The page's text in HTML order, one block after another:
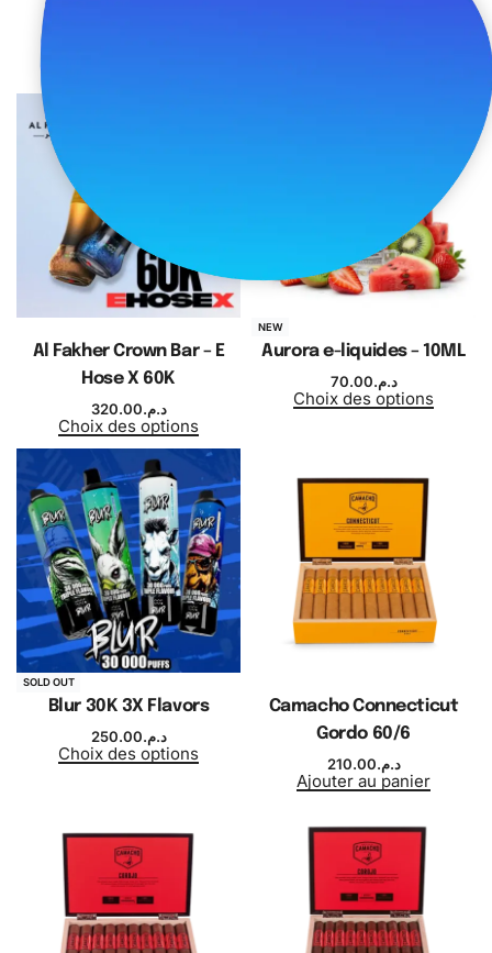
Al Fakher Crown Bar – E
Hose X 60K
د.م.320.00
Choix des options
NEW
Aurora e-liquides – 10ML
د.م.70.00
Choix des options
SOLD OUT
Blur 30K 3X Flavors
د.م.250.00
Choix des options
Camacho Connecticut
Gordo 60/6
د.م.210.00
Ajouter au panier